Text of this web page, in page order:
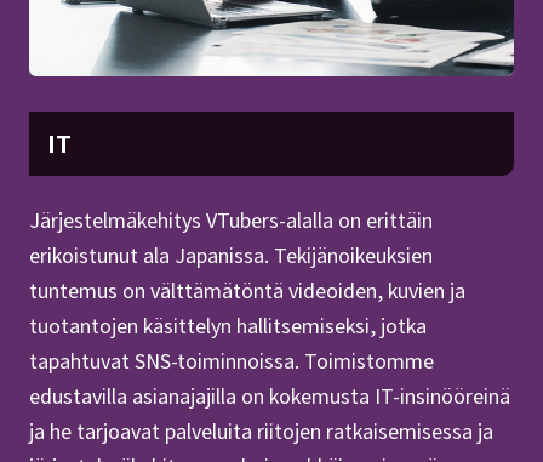
IT
Järjestelmäkehitys VTubers-alalla on erittäin
erikoistunut ala Japanissa. Tekijänoikeuksien
tuntemus on välttämätöntä videoiden, kuvien ja
tuotantojen käsittelyn hallitsemiseksi, jotka
tapahtuvat SNS-toiminnoissa. Toimistomme
edustavilla asianajajilla on kokemusta IT-insinööreinä
ja he tarjoavat palveluita riitojen ratkaisemisessa ja